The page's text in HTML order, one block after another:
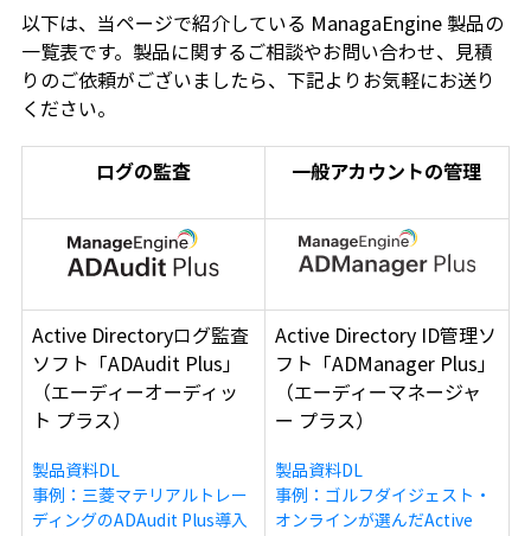
以下は、当ページで紹介している ManagaEngine 製品の
一覧表です。製品に関するご相談やお問い合わせ、見積
りのご依頼がございましたら、下記よりお気軽にお送り
ください。
ログの監査 一般アカウントの管理
Active Directoryログ監査
ソフト「ADAudit Plus」
（エーディーオーディッ
ト プラス）
製品資料DL
事例：三菱マテリアルトレー
ディングのADAudit Plus導入
Active Directory ID管理ソ
フト「ADManager Plus」
（エーディーマネージャ
ー プラス）
製品資料DL
事例：ゴルフダイジェスト・
オンラインが選んだActive